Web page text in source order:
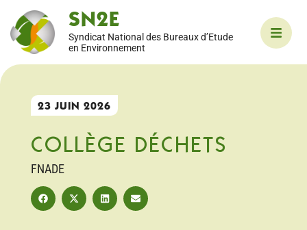
SN2E
Syndicat National des Bureaux d’Etude
en Environnement
23 JUIN 2026
COLLÈGE DÉCHETS
FNADE